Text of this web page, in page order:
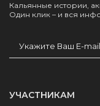
Кальянные истории,
Один клик – и вся
УЧАСТНИКАМ